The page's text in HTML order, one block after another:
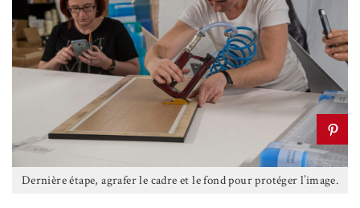
Dernière étape, agrafer le cadre et le fond pour protéger l’image.